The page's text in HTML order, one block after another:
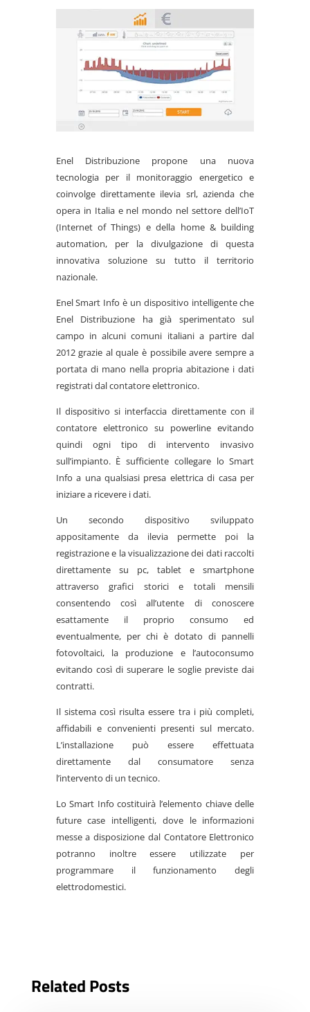
Enel Distribuzione propone una nuova
tecnologia per il monitoraggio energetico e
coinvolge direttamente ilevia srl, azienda che
opera in Italia e nel mondo nel settore dell’IoT
(Internet of Things) e della home & building
automation, per la divulgazione di questa
innovativa soluzione su tutto il territorio
nazionale.
Enel Smart Info è un dispositivo intelligente che
Enel Distribuzione ha già sperimentato sul
campo in alcuni comuni italiani a partire dal
2012 grazie al quale è possibile avere sempre a
portata di mano nella propria abitazione i dati
registrati dal contatore elettronico.
Il dispositivo si interfaccia direttamente con il
contatore elettronico su powerline evitando
quindi ogni tipo di intervento invasivo
sull’impianto. È sufficiente collegare lo Smart
Info a una qualsiasi presa elettrica di casa per
iniziare a ricevere i dati.
Un secondo dispositivo sviluppato
appositamente da ilevia permette poi la
registrazione e la visualizzazione dei dati raccolti
direttamente su pc, tablet e smartphone
attraverso grafici storici e totali mensili
consentendo così all’utente di conoscere
esattamente il proprio consumo ed
eventualmente, per chi è dotato di pannelli
fotovoltaici, la produzione e l’autoconsumo
evitando così di superare le soglie previste dai
contratti.
Il sistema così risulta essere tra i più completi,
affidabili e convenienti presenti sul mercato.
L’installazione può essere effettuata
direttamente dal consumatore senza
l’intervento di un tecnico.
Lo Smart Info costituirà l’elemento chiave delle
future case intelligenti, dove le informazioni
messe a disposizione dal Contatore Elettronico
potranno inoltre essere utilizzate per
programmare il funzionamento degli
elettrodomestici.
Related Posts